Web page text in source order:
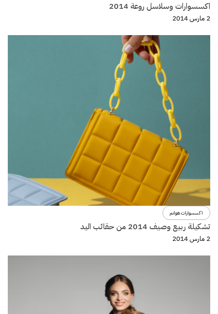
اكسسوارات وسلاسل روعة 2014
2 مارس 2014
اكسسوارات هوانم
تشكيلة ربيع وصيف 2014 من حقائب اليد
2 مارس 2014